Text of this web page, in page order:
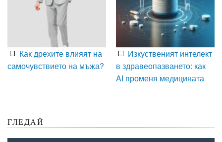
Как дрехите влияят на
самочувствието на мъжа?
Изкуственият интелект
в здравеопазването: как
AI променя медицината
ГЛЕДАЙ